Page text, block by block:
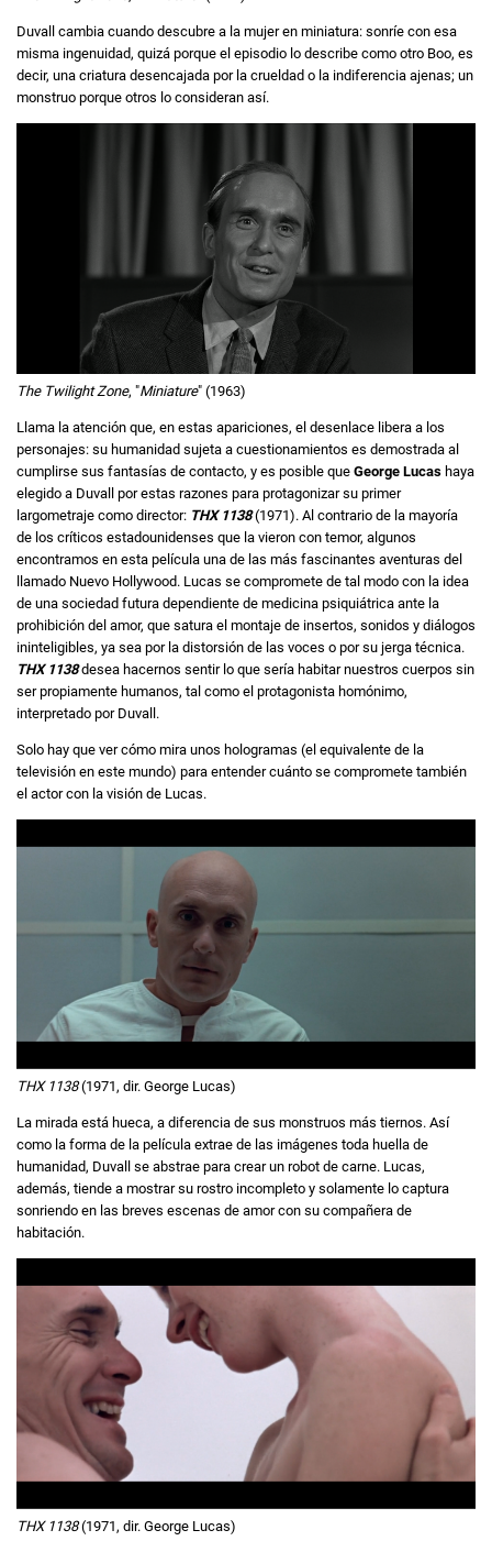
Duvall cambia cuando descubre a la mujer en miniatura: sonríe con esa
misma ingenuidad, quizá porque el episodio lo describe como otro Boo, es
decir, una criatura desencajada por la crueldad o la indiferencia ajenas; un
monstruo porque otros lo consideran así.
The Twilight Zone, "Miniature" (1963)
Llama la atención que, en estas apariciones, el desenlace libera a los
personajes: su humanidad sujeta a cuestionamientos es demostrada al
cumplirse sus fantasías de contacto, y es posible que George Lucas haya
elegido a Duvall por estas razones para protagonizar su primer
largometraje como director: THX 1138(1971). Al contrario de la mayoría
de los críticos estadounidenses que la vieron con temor, algunos
encontramos en esta película una de las más fascinantes aventuras del
llamado Nuevo Hollywood. Lucas se compromete de tal modo con la idea
de una sociedad futura dependiente de medicina psiquiátrica ante la
prohibición del amor, que satura el montaje de insertos, sonidos y diálogos
ininteligibles, ya sea por la distorsión de las voces o por su jerga técnica.
THX 1138desea hacernos sentir lo que sería habitar nuestros cuerpos sin
ser propiamente humanos, tal como el protagonista homónimo,
interpretado por Duvall.
Solo hay que ver cómo mira unos hologramas (el equivalente de la
televisión en este mundo) para entender cuánto se compromete también
el actor con la visión de Lucas.
THX 1138(1971, dir. George Lucas)
La mirada está hueca, a diferencia de sus monstruos más tiernos. Así
como la forma de la película extrae de las imágenes toda huella de
humanidad, Duvall se abstrae para crear un robot de carne. Lucas,
además, tiende a mostrar su rostro incompleto y solamente lo captura
sonriendo en las breves escenas de amor con su compañera de
habitación.
THX 1138(1971, dir. George Lucas)